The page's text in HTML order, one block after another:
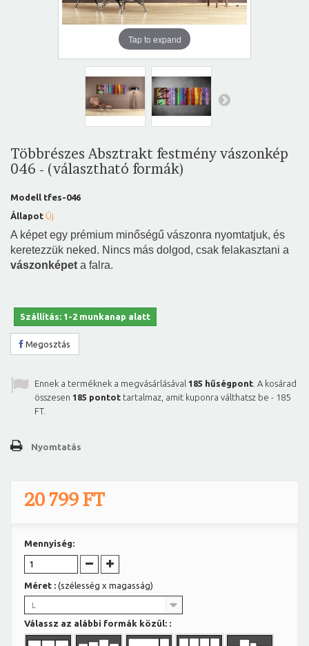
Tap to expand
Többrészes Absztrakt festmény vászonkép
046 - (választható formák)
Modell tfes-046
Állapot Új
A képet egy prémium minőségű vászonra nyomtatjuk, és
keretezzük neked. Nincs más dolgod, csak felakasztani a
vászonképet a falra.
Szállítás: 1-2 munkanap alatt
Megosztás
Ennek a terméknek a megvásárlásával 185 hűségpont . A kosárad
összesen 185 pontot tartalmaz, amit kuponra válthatsz be - 185
FT.
Nyomtatás
20 799 FT
Mennyiség:
Méret : (szélesség x magasság)
L
Válassz az alábbi formák közül: :